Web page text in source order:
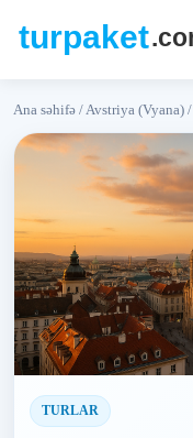
Ana səhifə /Avstriya (Vyana) /
TURLAR